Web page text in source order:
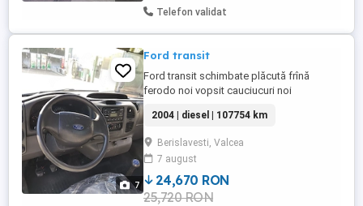
Telefon validat
7
Ford transit
Ford transit schimbate plăcută frînă
ferodo noi vopsit cauciucuri noi
2004 | diesel | 107754 km
Berislavesti, Valcea
7 august
24,670 RON
25,720 RON